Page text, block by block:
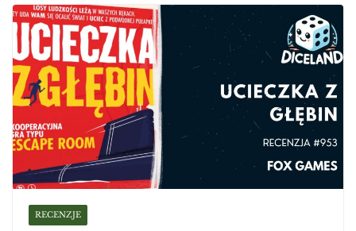
RECENZJE